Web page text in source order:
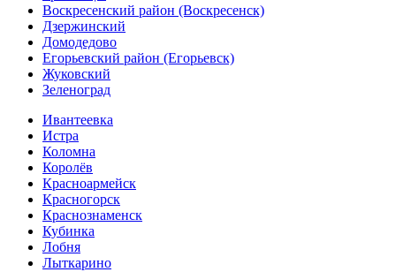
Воскресенский район (Воскресенск)
Дзержинский
Домодедово
Егорьевский район (Егорьевск)
Жуковский
Зеленоград
Ивантеевка
Истра
Коломна
Королёв
Красноармейск
Красногорск
Краснознаменск
Кубинка
Лобня
Лыткарино